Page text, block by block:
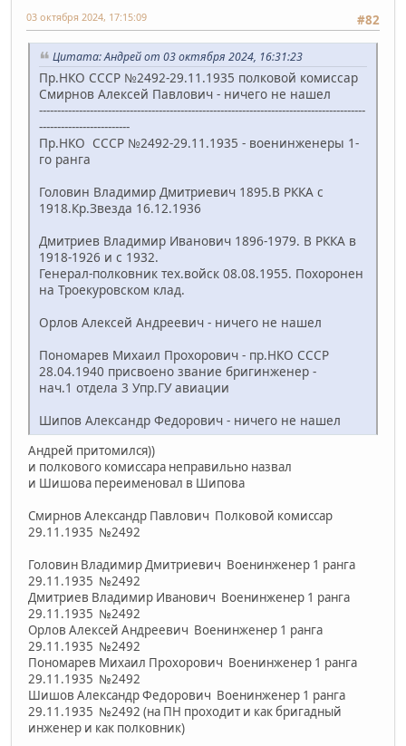
#82
03 октября 2024, 17:15:09
Цитата: Андрей от 03 октября 2024, 16:31:23
Пр.НКО СССР №2492-29.11.1935 полковой комиссар
Смирнов Алексей Павлович - ничего не нашел
------------------------------------------------------------------------------------------
-------------------------
Пр.НКО СССР №2492-29.11.1935 - военинженеры 1-
го ранга
Головин Владимир Дмитриевич 1895.В РККА с
1918.Кр.Звезда 16.12.1936
Дмитриев Владимир Иванович 1896-1979. В РККА в
1918-1926 и с 1932.
Генерал-полковник тех.войск 08.08.1955. Похоронен
на Троекуровском клад.
Орлов Алексей Андреевич - ничего не нашел
Пономарев Михаил Прохорович - пр.НКО СССР
28.04.1940 присвоено звание бригинженер -
нач.1 отдела 3 Упр.ГУ авиации
Шипов Александр Федорович - ничего не нашел
Андрей притомился))
и полкового комиссара неправильно назвал
и Шишова переименовал в Шипова
Смирнов Александр Павлович Полковой комиссар
29.11.1935 №2492
Головин Владимир Дмитриевич Военинженер 1 ранга
29.11.1935 №2492
Дмитриев Владимир Иванович Военинженер 1 ранга
29.11.1935 №2492
Орлов Алексей Андреевич Военинженер 1 ранга
29.11.1935 №2492
Пономарев Михаил Прохорович Военинженер 1 ранга
29.11.1935 №2492
Шишов Александр Федорович Военинженер 1 ранга
29.11.1935 №2492 (на ПН проходит и как бригадный
инженер и как полковник)